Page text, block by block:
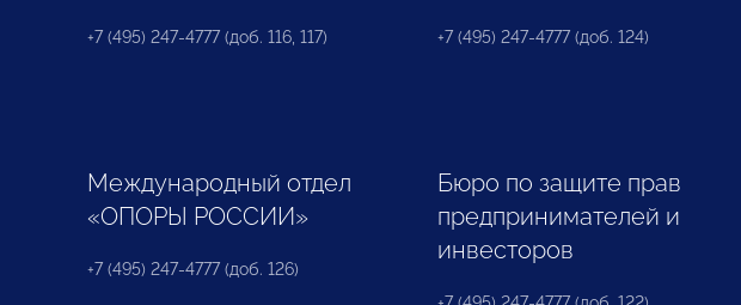
+7 (495) 247-4777 (доб. 116, 117) +7 (495) 247-4777 (доб. 124)
Международный отдел
«ОПОРЫ РОССИИ»
+7 (495) 247-4777 (доб. 126)
Бюро по защите прав
предпринимателей и
инвесторов